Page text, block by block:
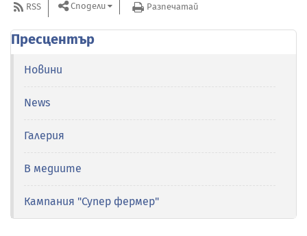
RSS Сподели Разпечатай
Пресцентър
Новини
News
Галерия
В медиите
Кампания "Супер фермер"